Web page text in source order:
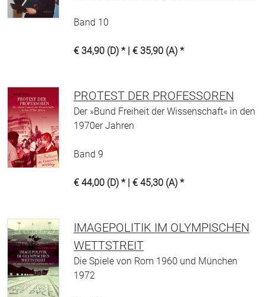
Band 10
€ 34,90 (D) * | € 35,90 (A) *
PROTEST DER PROFESSOREN
Der »Bund Freiheit der Wissenschaft« in den
1970er Jahren
Band 9
€ 44,00 (D) * | € 45,30 (A) *
IMAGEPOLITIK IM OLYMPISCHEN
WETTSTREIT
Die Spiele von Rom 1960 und München
1972